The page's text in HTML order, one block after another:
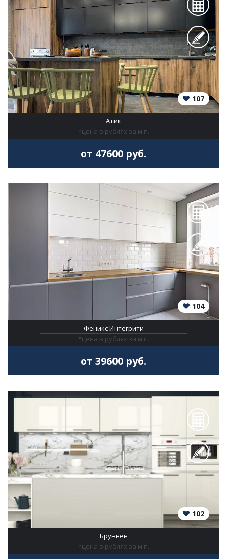
107
Атик
*цена в рублях за м.п.
от 47600 руб.
104
Феникс Интегрити
*цена в рублях за м.п.
от 39600 руб.
102
Бруннен
*цена в рублях за м.п.